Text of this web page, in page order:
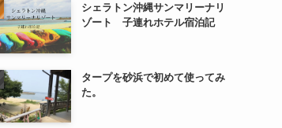
シェラトン沖縄サンマリーナリ
ゾート 子連れホテル宿泊記
タープを砂浜で初めて使ってみ
た。